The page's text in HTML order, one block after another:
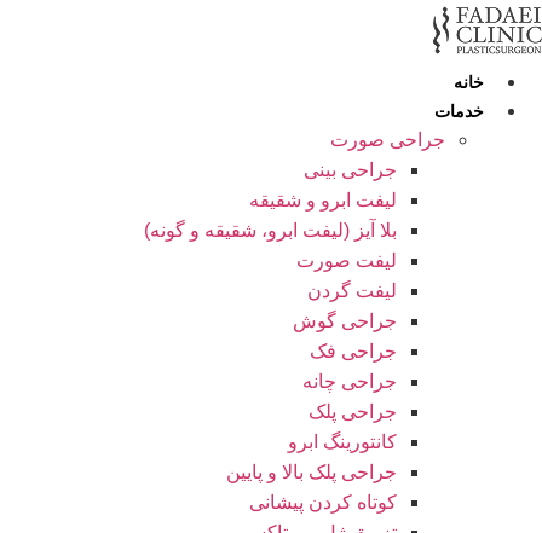
پرش
به
خانه
خدمات
جراحی صورت
جراحی بینی
لیفت ابرو و شقیقه
بلا آیز (لیفت ابرو، شقیقه و گونه)
لیفت صورت
لیفت گردن
جراحی گوش
جراحی فک
جراحی چانه
جراحی پلک
کانتورینگ ابرو
جراحی پلک بالا و پایین
کوتاه کردن پیشانی